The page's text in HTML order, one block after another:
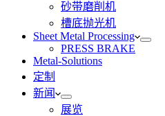
砂带磨削机
槽底抛光机
Sheet Metal Processing
PRESS BRAKE
Metal-Solutions
定制
新闻
展览